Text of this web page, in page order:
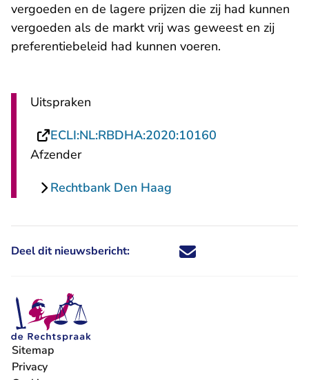
vergoeden en de lagere prijzen die zij had kunnen
vergoeden als de markt vrij was geweest en zij
preferentiebeleid had kunnen voeren.
Uitspraken
ECLI:NL:RBDHA:2020:10160
Afzender
Rechtbank Den Haag
Deel dit nieuwsbericht: Deel dit nieuwsbericht via X -
Deel dit nieuwsbericht via
Deel dit nieuwsbericht
Deel dit
Sitemap
Privacy